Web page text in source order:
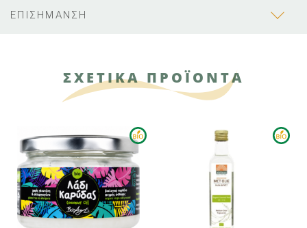
ΕΠΙΣΗΜΑΝΣΗ
ΣΧΕΤΙΚΑ ΠΡΟΪΟΝΤΑ